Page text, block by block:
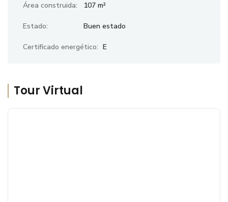
Área construida: 107 m²
Estado: Buen estado
Certificado energético: E
Tour Virtual